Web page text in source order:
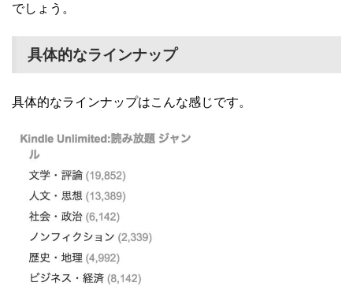
でしょう。
具体的なラインナップ
具体的なラインナップはこんな感じです。